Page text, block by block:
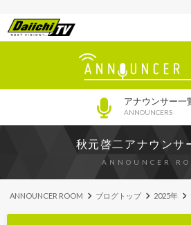
アナウンサー一
ANNOUNCERS
秋元啓二アナウンサ
ANNOUNCER
ANNOUNCER ROOM ブログトップ 2025年